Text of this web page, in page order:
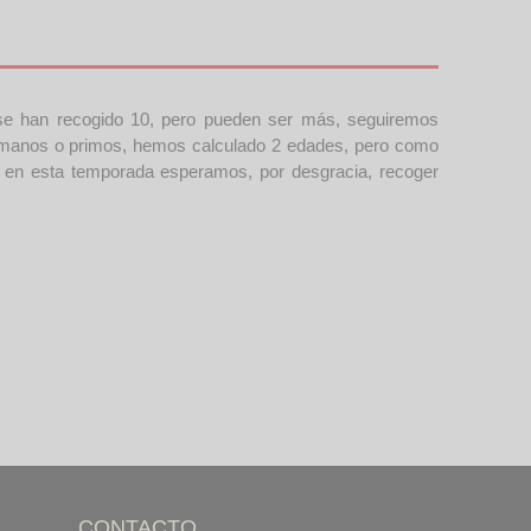
han recogido 10, pero pueden ser más, seguiremos
o primos, hemos calculado 2 edades, pero como
esta temporada esperamos, por desgracia, recoger